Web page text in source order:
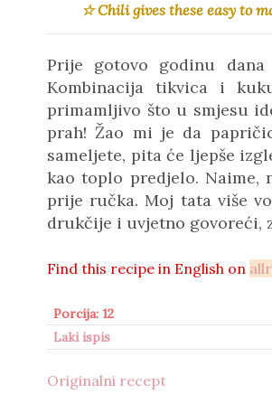
☆ Chili gives these easy to
Prije gotovo godinu
Kombinacija tikvica i
primamljivo što u smjesu
prah! Žao mi je da
sameljete, pita će ljepše
kao toplo predjelo. Naime,
prije ručka. Moj tata više
drukčije i uvjetno govoreći,
Find this recipe in English on
Porcija: 12
Laki ispis
Originalni recept